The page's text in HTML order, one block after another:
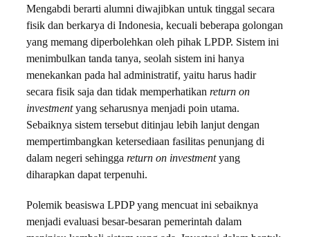
Mengabdi berarti alumni diwajibkan untuk tinggal secara
fisik dan berkarya di Indonesia, kecuali beberapa golongan
yang memang diperbolehkan oleh pihak LPDP. Sistem ini
menimbulkan tanda tanya, seolah sistem ini hanya
menekankan pada hal administratif, yaitu harus hadir
secara fisik saja dan tidak memperhatikan return on
investmentyang seharusnya menjadi poin utama.
Sebaiknya sistem tersebut ditinjau lebih lanjut dengan
mempertimbangkan ketersediaan fasilitas penunjang di
dalam negeri sehingga return on investmentyang
diharapkan dapat terpenuhi.
Polemik beasiswa LPDP yang mencuat ini sebaiknya
menjadi evaluasi besar-besaran pemerintah dalam